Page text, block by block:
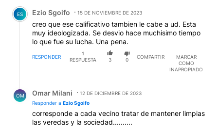
Comentario de Ezio Sgoifo.
ES Ezio Sgoifo 15 DE NOVIEMBRE DE 2023
creo que ese calificativo tambien le cabe a ud. Esta
muy ideologizada. Se desvio hace muchisimo tiempo
lo que fue su lucha. Una pena.
RESPONDER
1
RESPUESTA
3 0
COMPARTIR
MARCAR
COMO
INAPROPIADO
OM Omar Milani
12 DE DICIEMBRE DE 2023
Responder a Ezio Sgoifo
corresponde a cada vecino tratar de mantener limpias
las veredas y la sociedad..........